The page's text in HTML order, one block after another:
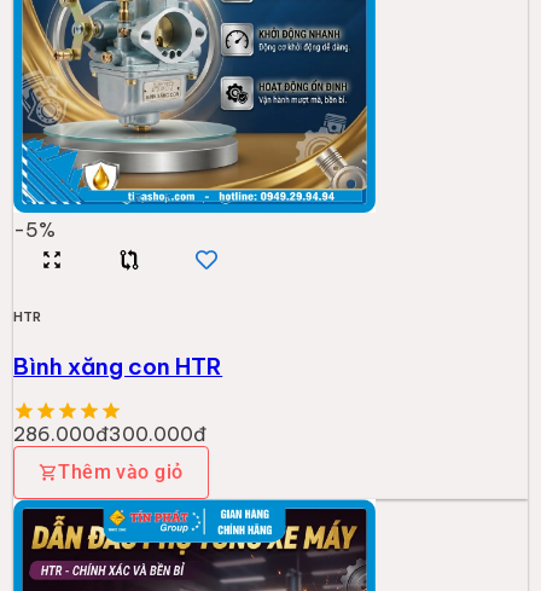
-5%
HTR
Bình xăng con HTR
286.000đ300.000đ
Thêm vào giỏ